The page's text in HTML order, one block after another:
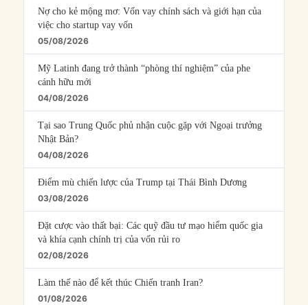
Nợ cho kẻ mộng mơ: Vốn vay chính sách và giới hạn của
việc cho startup vay vốn
05/08/2026
Mỹ Latinh đang trở thành “phòng thí nghiệm” của phe
cánh hữu mới
04/08/2026
Tại sao Trung Quốc phủ nhận cuộc gặp với Ngoại trưởng
Nhật Bản?
04/08/2026
Điểm mù chiến lược của Trump tại Thái Bình Dương
03/08/2026
Đặt cược vào thất bại: Các quỹ đầu tư mạo hiểm quốc gia
và khía cạnh chính trị của vốn rủi ro
02/08/2026
Làm thế nào để kết thúc Chiến tranh Iran?
01/08/2026